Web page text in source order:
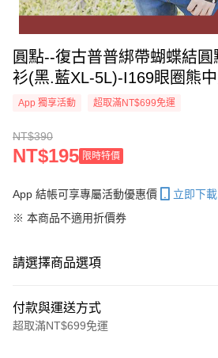
圓點--復古普普綁帶蝴蝶結
衫(黑.藍XL-5L)-I169眼圈熊
App 獨享活動 超取滿NT$699免運
NT$390
NT$195 限時特價
App 結帳可享專屬活動優惠價
立即下載
※ 本商品不適用折價券
請選擇商品選項
付款與運送方式
超取滿NT$699免運